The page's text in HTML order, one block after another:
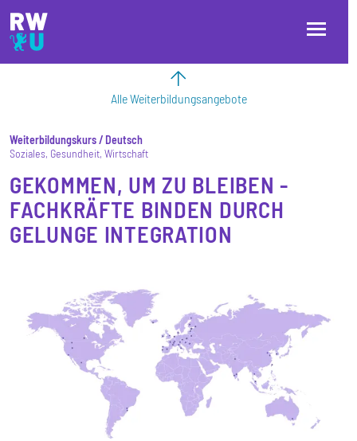
Direkt zum Inhalt
Direkt zur Hauptnavigation
Direkt zum Fußbereich
Alle Weiterbildungsangebote
Weiterbildungskurs
Deutsch
Soziales Gesundheit Wirtschaft
GEKOMMEN, UM ZU BLEIBEN -
FACHKRÄFTE BINDEN DURCH
GELUNGE INTEGRATION